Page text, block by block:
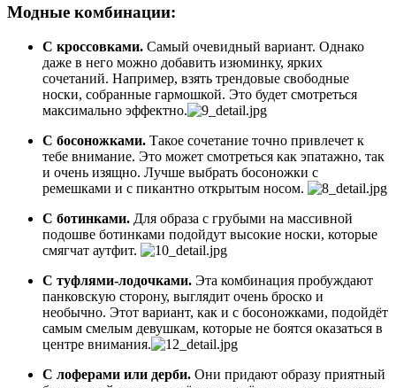
Модные комбинации:
С кроссовками. Самый очевидный вариант. Однако
даже в него можно добавить изюминку, ярких
сочетаний. Например, взять трендовые свободные
носки, собранные гармошкой. Это будет смотреться
максимально эффектно.
С босоножками. Такое сочетание точно привлечет к
тебе внимание. Это может смотреться как эпатажно, так
и очень изящно. Лучше выбрать босоножки с
ремешками и с пикантно открытым носом.
С ботинками. Для образа с грубыми на массивной
подошве ботинками подойдут высокие носки, которые
смягчат аутфит.
С туфлями-лодочками. Эта комбинация пробуждают
панковскую сторону, выглядит очень броско и
необычно. Этот вариант, как и с босоножками, подойдёт
самым смелым девушкам, которые не боятся оказаться в
центре внимания.
С лоферами или дерби. Они придают образу приятный